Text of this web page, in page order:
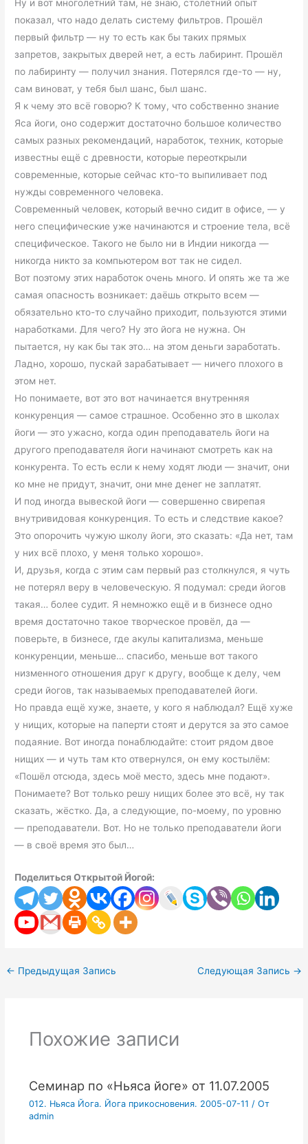
Ну и вот многолетний там, не знаю, столетний опыт
показал, что надо делать систему фильтров. Прошёл
первый фильтр — ну то есть как бы таких прямых
запретов, закрытых дверей нет, а есть лабиринт. Прошёл
по лабиринту — получил знания. Потерялся где-то — ну,
сам виноват, у тебя был шанс, был шанс.
Я к чему это всё говорю? К тому, что собственно знание
Яса йоги, оно содержит достаточно большое количество
самых разных рекомендаций, наработок, техник, которые
известны ещё с древности, которые переоткрыли
современные, которые сейчас кто-то выпиливает под
нужды современного человека.
Современный человек, который вечно сидит в офисе, — у
него специфические уже начинаются и строение тела, всё
специфическое. Такого не было ни в Индии никогда —
никогда никто за компьютером вот так не сидел.
Вот поэтому этих наработок очень много. И опять же та же
самая опасность возникает: даёшь открыто всем —
обязательно кто-то случайно приходит, пользуются этими
наработками. Для чего? Ну это йога не нужна. Он
пытается, ну как бы так это… на этом деньги заработать.
Ладно, хорошо, пускай зарабатывает — ничего плохого в
этом нет.
Но понимаете, вот это вот начинается внутренняя
конкуренция — самое страшное. Особенно это в школах
йоги — это ужасно, когда один преподаватель йоги на
другого преподавателя йоги начинают смотреть как на
конкурента. То есть если к нему ходят люди — значит, они
ко мне не придут, значит, они мне денег не заплатят.
И под иногда вывеской йоги — совершенно свирепая
внутривидовая конкуренция. То есть и следствие какое?
Это опорочить чужую школу йоги, это сказать: «Да нет, там
у них всё плохо, у меня только хорошо».
И, друзья, когда с этим сам первый раз столкнулся, я чуть
не потерял веру в человеческую. Я подумал: среди йогов
такая… более судит. Я немножко ещё и в бизнесе одно
время достаточно такое творческое провёл, да —
поверьте, в бизнесе, где акулы капитализма, меньше
конкуренции, меньше… спасибо, меньше вот такого
низменного отношения друг к другу, вообще к делу, чем
среди йогов, так называемых преподавателей йоги.
Но правда ещё хуже, знаете, у кого я наблюдал? Ещё хуже
у нищих, которые на паперти стоят и дерутся за это самое
подаяние. Вот иногда понаблюдайте: стоит рядом двое
нищих — и чуть там кто отвернулся, он ему костылём:
«Пошёл отсюда, здесь моё место, здесь мне подают».
Понимаете? Вот только решу нищих более это всё, ну так
сказать, жёстко. Да, а следующие, по-моему, по уровню
— преподаватели. Вот. Но не только преподаватели йоги
— в своё время это был…
Поделиться Открытой Йогой:
← Предыдущая Запись Следующая Запись →
Похожие записи
Семинар по «Ньяса йоге» от 11.07.2005
012. Ньяса Йога. Йога прикосновения. 2005-07-11 / От
admin